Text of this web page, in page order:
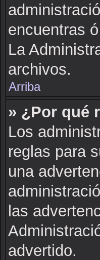
encuentras
La
archivos.
Arriba
» ¿Por qué
Los
reglas para
una
las
advertido.